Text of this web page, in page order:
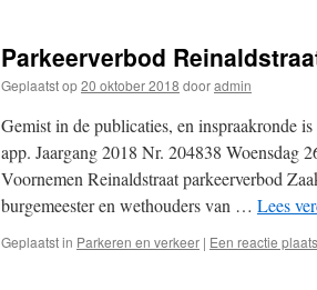
Parkeerverbod
Geplaatst op20 oktober 2018 dooradmin
Gemist in de publicaties, en inspraakronde
app. Jaargang 2018 Nr. 204838
Voornemen Reinaldstraat parkeerverbod
burgemeester en wethouders van … Lees
Geplaatst in Parkeren en verkeer | Een reactie